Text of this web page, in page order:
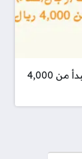
وظائف مبيعات (رجال/نساء) برواتب تبدأ من 4,000